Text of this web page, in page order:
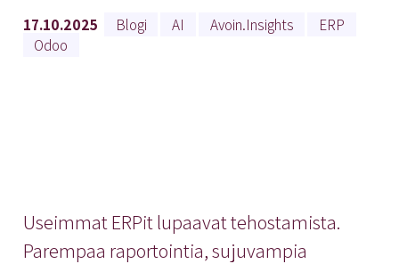
17.10.2025 Blogi AI Avoin.Insights
ERP
Odoo
Useimmat ERPit lupaavat tehostamista.
Parempaa raportointia, sujuvampia